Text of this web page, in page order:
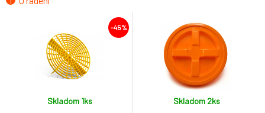
-45%
Skladom 1ks Skladom 2ks